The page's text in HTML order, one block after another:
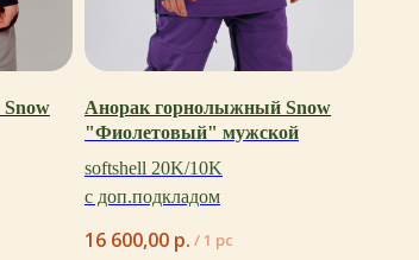
Анорак горнолыжный Snow
"Фиолетовый" мужской
softshell 20K/10K
с доп.подкладом
16 600,00 р. / 1 pc